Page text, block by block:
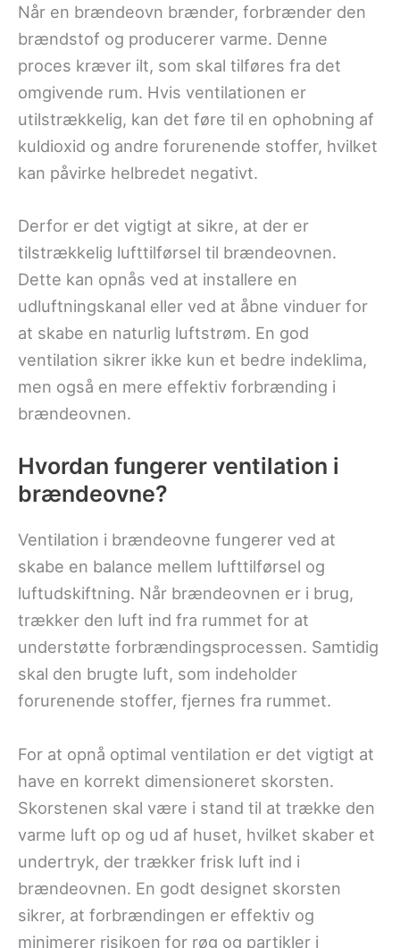
Når en brændeovn brænder, forbrænder den
brændstof og producerer varme. Denne
proces kræver ilt, som skal tilføres fra det
omgivende rum. Hvis ventilationen er
utilstrækkelig, kan det føre til en ophobning af
kuldioxid og andre forurenende stoffer, hvilket
kan påvirke helbredet negativt.
Derfor er det vigtigt at sikre, at der er
tilstrækkelig lufttilførsel til brændeovnen.
Dette kan opnås ved at installere en
udluftningskanal eller ved at åbne vinduer for
at skabe en naturlig luftstrøm. En god
ventilation sikrer ikke kun et bedre indeklima,
men også en mere effektiv forbrænding i
brændeovnen.
Hvordan fungerer ventilation i
brændeovne?
Ventilation i brændeovne fungerer ved at
skabe en balance mellem lufttilførsel og
luftudskiftning. Når brændeovnen er i brug,
trækker den luft ind fra rummet for at
understøtte forbrændingsprocessen. Samtidig
skal den brugte luft, som indeholder
forurenende stoffer, fjernes fra rummet.
For at opnå optimal ventilation er det vigtigt at
have en korrekt dimensioneret skorsten.
Skorstenen skal være i stand til at trække den
varme luft op og ud af huset, hvilket skaber et
undertryk, der trækker frisk luft ind i
brændeovnen. En godt designet skorsten
sikrer, at forbrændingen er effektiv og
minimerer risikoen for røg og partikler i